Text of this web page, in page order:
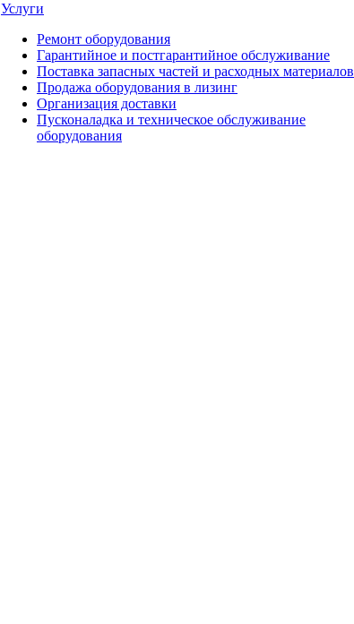
Услуги
Ремонт оборудования
Гарантийное и постгарантийное обслуживание
Поставка запасных частей и расходных материалов
Продажа оборудования в лизинг
Организация доставки
Пусконаладка и техническое обслуживание
оборудования